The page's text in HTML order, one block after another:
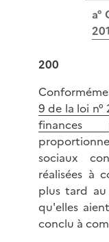
a°
200
9 de la loi n°
finances
sociaux
réalisées à
plus tard
qu'elles
conclu à